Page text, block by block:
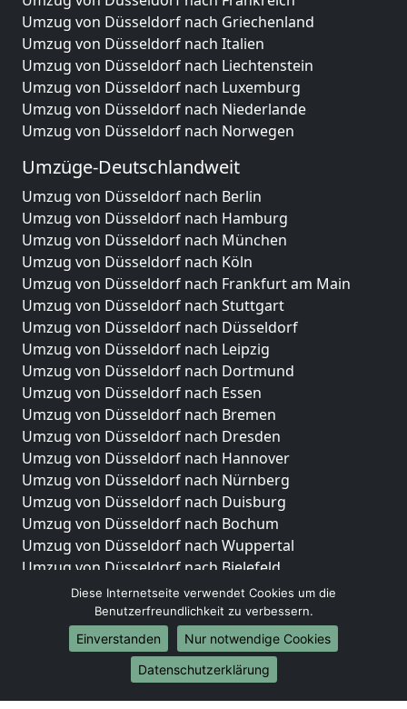
Umzug von Düsseldorf nach Griechenland
Umzug von Düsseldorf nach Italien
Umzug von Düsseldorf nach Liechtenstein
Umzug von Düsseldorf nach Luxemburg
Umzug von Düsseldorf nach Niederlande
Umzug von Düsseldorf nach Norwegen
Umzüge-Deutschlandweit
Umzug von Düsseldorf nach Berlin
Umzug von Düsseldorf nach Hamburg
Umzug von Düsseldorf nach München
Umzug von Düsseldorf nach Köln
Umzug von Düsseldorf nach Frankfurt am Main
Umzug von Düsseldorf nach Stuttgart
Umzug von Düsseldorf nach Düsseldorf
Umzug von Düsseldorf nach Leipzig
Umzug von Düsseldorf nach Dortmund
Umzug von Düsseldorf nach Essen
Umzug von Düsseldorf nach Bremen
Umzug von Düsseldorf nach Dresden
Umzug von Düsseldorf nach Hannover
Umzug von Düsseldorf nach Nürnberg
Umzug von Düsseldorf nach Duisburg
Umzug von Düsseldorf nach Bochum
Umzug von Düsseldorf nach Wuppertal
Umzug von Düsseldorf nach Bielefeld
Umzug von Düsseldorf nach Bonn
Umzug von Düsseldorf nach Münster
Internationale-Umzüge
Umzug von Düsseldorf nach Brasilien
Umzug von Düsseldorf nach Brunei Darussalam
Diese Internetseite verwendet Cookies um die
Benutzerfreundlichkeit zu verbessern.
Einverstanden
Nur notwendige Cookies
Datenschutzerklärung